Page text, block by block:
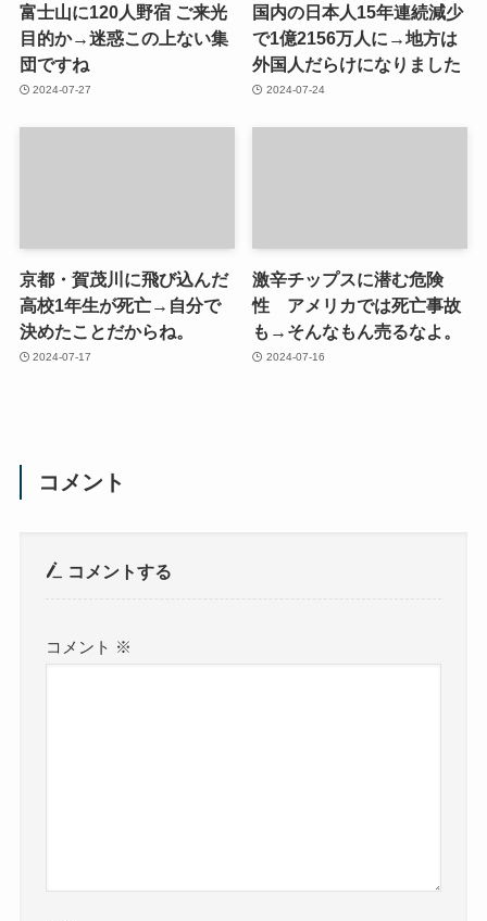
富士山に120人野宿 ご来光
目的か→迷惑この上ない集
団ですね
2024-07-27
国内の日本人15年連続減少
で1億2156万人に→地方は
外国人だらけになりました
2024-07-24
京都・賀茂川に飛び込んだ
高校1年生が死亡→自分で
決めたことだからね。
2024-07-17
激辛チップスに潜む危険
性 アメリカでは死亡事故
も→そんなもん売るなよ。
2024-07-16
コメント
コメントする
コメント ※